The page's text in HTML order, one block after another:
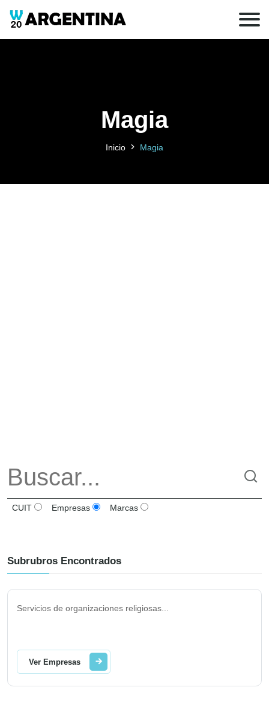
Magia
Inicio Magia
CUIT Empresas Marcas
Subrubros Encontrados
Servicios de organizaciones religiosas
Ver Empresas